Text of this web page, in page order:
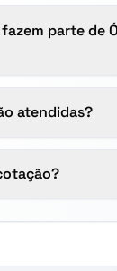
parte de
atendidas?